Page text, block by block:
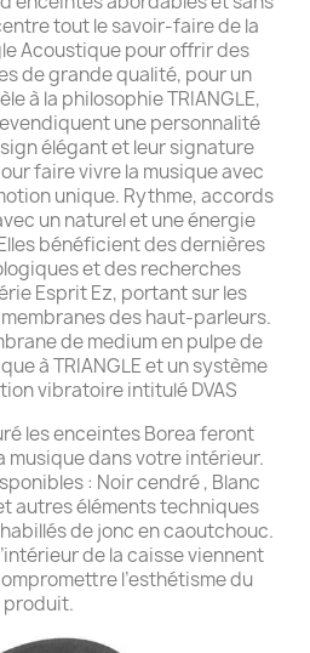
tout le savoir-faire de la
Acoustique pour offrir des
de grande qualité, pour un
à la philosophie TRIANGLE,
une personnalité
élégant et leur signature
faire vivre la musique avec
unique. Rythme, accords
un naturel et une énergie
bénéficient des dernières
et des recherches
Esprit Ez, portant sur les
des haut-parleurs.
de medium en pulpe de
à TRIANGLE et un système
vibratoire intitulé DVAS
les enceintes Borea feront
musique dans votre intérieur.
: Noir cendré , Blanc
autres éléments techniques
de jonc en caoutchouc.
de la caisse viennent
l’esthétisme du
produit.